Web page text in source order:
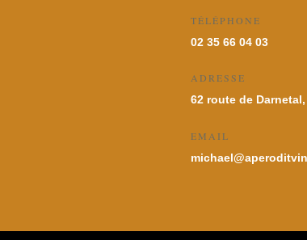
TÉLÉPHONE
02 35 66 04 03
ADRESSE
62 route de
EMAIL